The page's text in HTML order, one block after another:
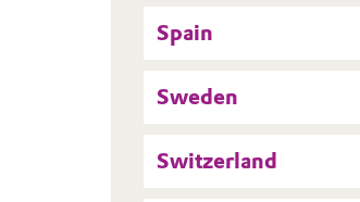
Spain
Sweden
Switzerland